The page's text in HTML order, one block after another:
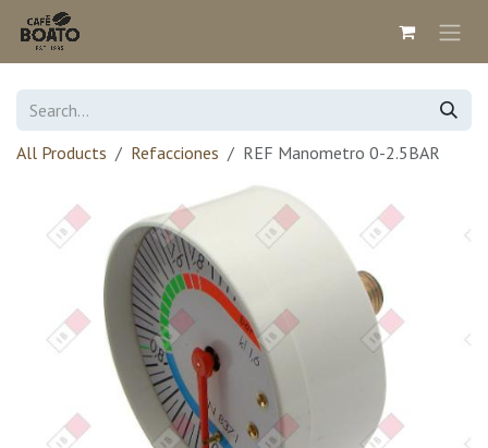
Skip to Content
All Products Refacciones REF Manometro 0-2.5BAR